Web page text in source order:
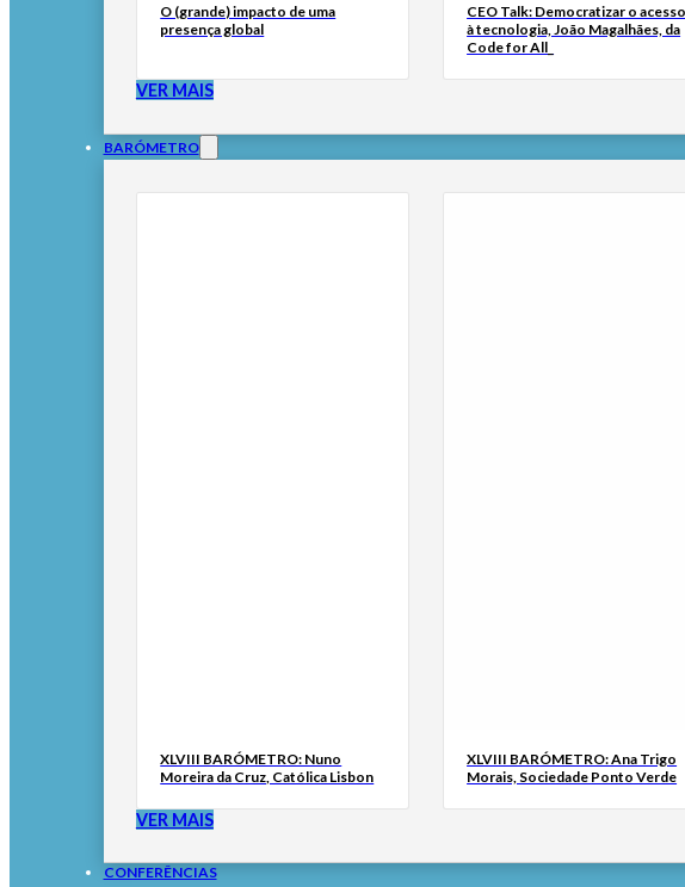
O (grande) impacto de uma
presença global
CEO Talk: Democratizar o acesso
à tecnologia, João Magalhães, da
Code for All_
VER MAIS
BARÓMETRO
XLVIII BARÓMETRO: Nuno
Moreira da Cruz, Católica Lisbon
XLVIII BARÓMETRO: Ana Trigo
Morais, Sociedade Ponto Verde
VER MAIS
CONFERÊNCIAS